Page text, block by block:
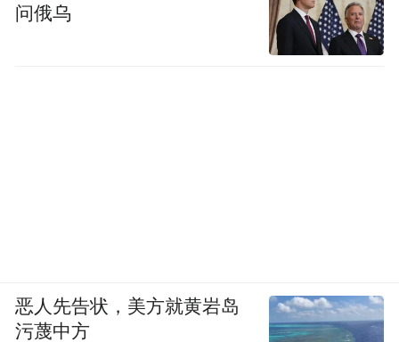
问俄乌
恶人先告状，美方就黄岩岛
污蔑中方